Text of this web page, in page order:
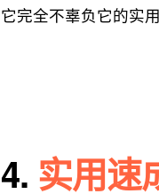
它完全不辜负它的实用
4. 实用速